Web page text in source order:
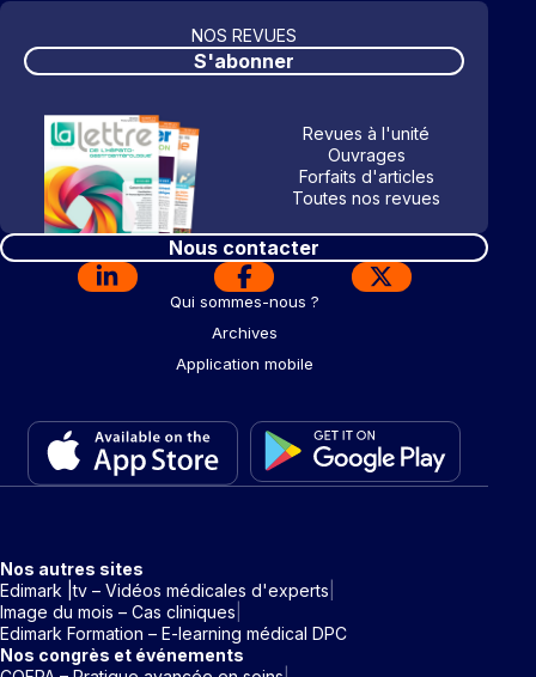
NOS REVUES
S'abonner
Revues à l'unité
Ouvrages
Forfaits d'articles
Toutes nos revues
Nous contacter
Qui sommes-nous ?
Archives
Application mobile
Nos autres sites
Edimark |tv – Vidéos médicales d'experts
Image du mois – Cas cliniques
Edimark Formation – E-learning médical DPC
Nos congrès et événements